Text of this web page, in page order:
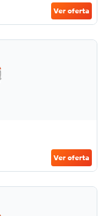
Ver oferta
Ver oferta